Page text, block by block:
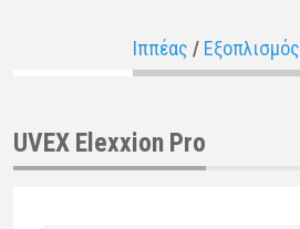
Ιππέας / Εξοπλισμός
UVEX Elexxion Pro